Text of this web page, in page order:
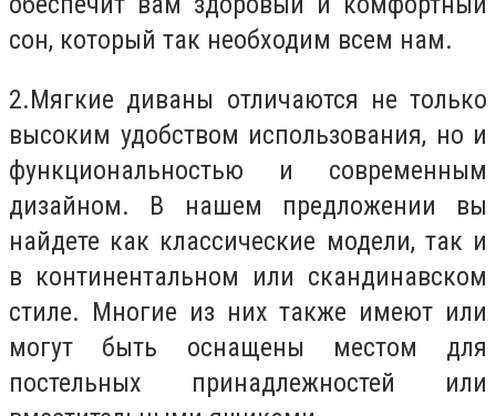
сон, который так необходим всем нам.
2.Мягкие диваны отличаются не только
высоким удобством использования, но и
функциональностью и современным
дизайном. В нашем предложении вы
найдете как классические модели, так и
в континентальном или скандинавском
стиле. Многие из них также имеют или
могут быть оснащены местом для
постельных принадлежностей или